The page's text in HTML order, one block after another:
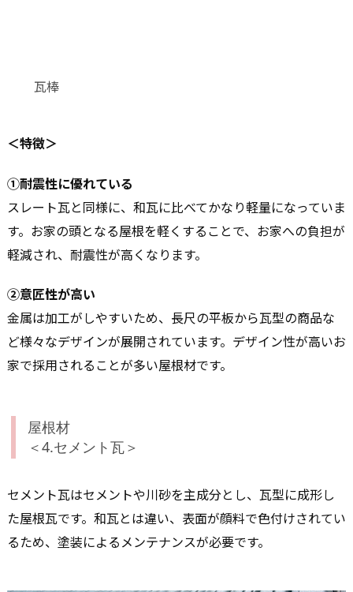
瓦棒
＜特徴＞
①耐震性に優れている
スレート瓦と同様に、和瓦に比べてかなり軽量になっていま
す。お家の頭となる屋根を軽くすることで、お家への負担が
軽減され、耐震性が高くなります。
②意匠性が高い
金属は加工がしやすいため、長尺の平板から瓦型の商品な
ど様々なデザインが展開されています。デザイン性が高いお
家で採用されることが多い屋根材です。
屋根材
＜4.セメント瓦＞
セメント瓦はセメントや川砂を主成分とし、瓦型に成形し
た屋根瓦です。和瓦とは違い、表面が顔料で色付けされてい
るため、塗装によるメンテナンスが必要です。